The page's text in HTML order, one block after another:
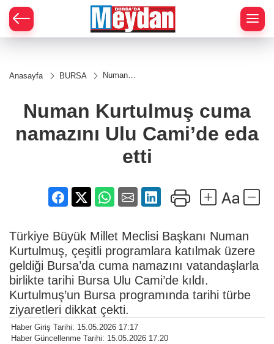
Anasayfa BURSA
Numan
namazını
Ulu
eda etti
Numan Kurtulmuş cuma
namazını Ulu Cami’de eda
etti
Türkiye Büyük Millet Meclisi Başkanı Numan
Kurtulmuş, çeşitli programlara katılmak üzere
geldiği Bursa’da cuma namazını vatandaşlarla
birlikte tarihi Bursa Ulu Cami’de kıldı.
Kurtulmuş’un Bursa programında tarihi türbe
ziyaretleri dikkat çekti.
Haber Giriş Tarihi: 15.05.2026 17:17
Haber Güncellenme Tarihi: 15.05.2026 17:20